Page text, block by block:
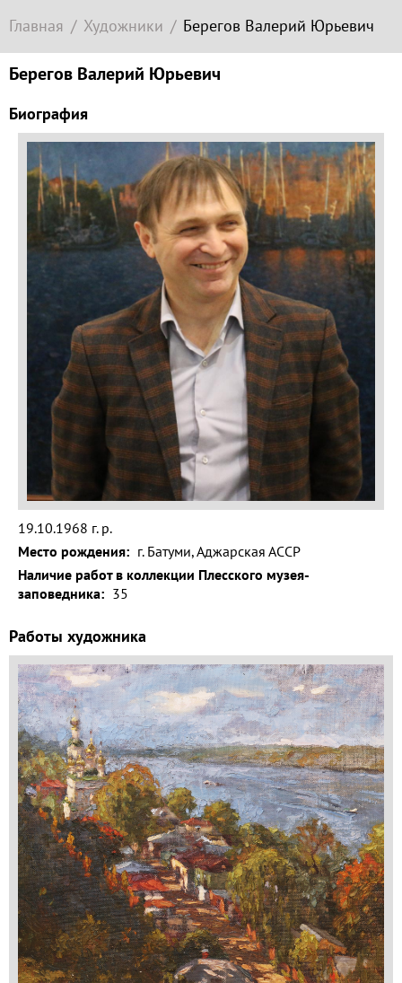
Главная Художники Берегов Валерий Юрьевич
Берегов Валерий Юрьевич
Биография
19.10.1968 г. р.
Место рождения: г. Батуми, Аджарская АССР
Наличие работ в коллекции Плесского музея-
заповедника: 35
Работы художника
зарубежное
гора
Гора
Левитана
Заречье
Набережная
Торговая
площадь
Верхний
Плёс
Волга и
левый берег
Время
года на
картине
Весна
Коллекция
музея
Музей
1
Применить
Сбросить